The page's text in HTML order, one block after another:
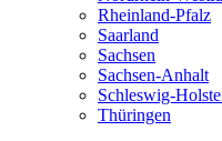
Rheinland-Pfalz
Saarland
Sachsen
Sachsen-Anhalt
Schleswig-
Thüringen